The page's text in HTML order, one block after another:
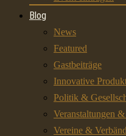
Blog
News
Featured
Gastbeiträge
Innovative
Politik &
Veranstaltungen
Vereine &